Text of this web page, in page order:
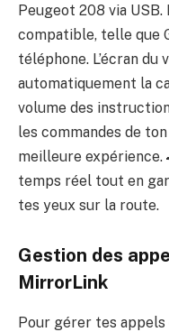
Peugeot 208 via USB.
compatible, telle que
téléphone. L’écran
automatiquement la
volume des
les commandes de
meilleure expérience.
temps réel tout en
tes yeux sur la route.
Gestion des
MirrorLink
Pour gérer tes